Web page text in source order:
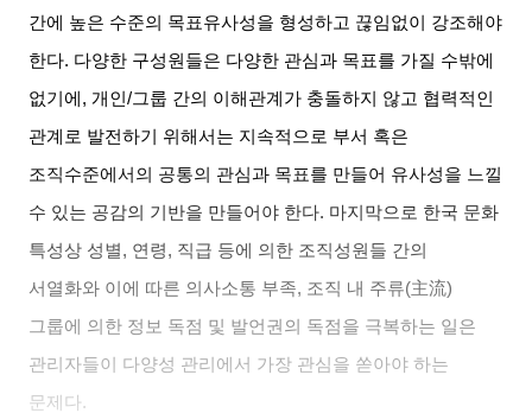
간에 높은 수준의 목표유사성을 형성하고 끊임없이 강조해야
한다. 다양한 구성원들은 다양한 관심과 목표를 가질 수밖에
없기에 , 개인/그룹 간의 이해관계가 충돌하지 않고 협력적인
관계로 발전하기 위해서는 지속적으로 부서 혹은
조직수준에서의 공통의 관심과 목표를 만들어 유사성을 느낄
수 있는 공감의 기반을 만들어야 한다. 마지막으로 한국 문화
특성상 성별, 연령, 직급 등에 의한 조직성원들 간의
서열화와 이에 따른 의사소통 부족, 조직 내 주류(主流)
그룹에 의한 정보 독점 및 발언권의 독점을 극복하는 일은
관리자들이 다양성 관리에서 가장 관심을 쏟아야 하는
문제다.